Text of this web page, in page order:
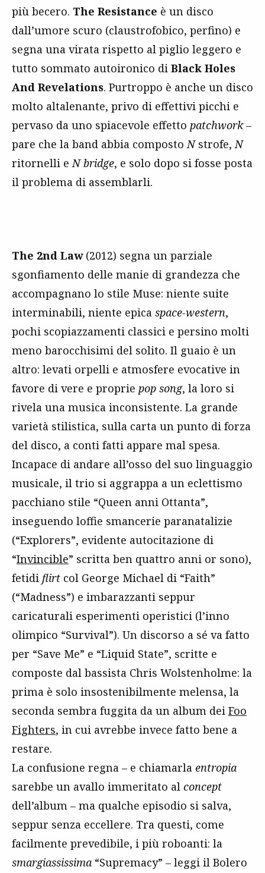
più becero. The Resistance è un disco
dall’umore scuro (claustrofobico, perfino) e
segna una virata rispetto al piglio leggero e
tutto sommato autoironico di Black Holes
And Revelations. Purtroppo è anche un disco
molto altalenante, privo di effettivi picchi e
pervaso da uno spiacevole effetto patchwork–
pare che la band abbia composto Nstrofe, N
ritornelli e N bridge, e solo dopo si fosse posta
il problema di assemblarli.
The 2nd Law (2012) segna un parziale
sgonfiamento delle manie di grandezza che
accompagnano lo stile Muse: niente suite
interminabili, niente epica space-western,
pochi scopiazzamenti classici e persino molti
meno barocchisimi del solito. Il guaio è un
altro: levati orpelli e atmosfere evocative in
favore di vere e proprie pop song, la loro si
rivela una musica inconsistente. La grande
varietà stilistica, sulla carta un punto di forza
del disco, a conti fatti appare mal spesa.
Incapace di andare all’osso del suo linguaggio
musicale, il trio si aggrappa a un eclettismo
pacchiano stile “Queen anni Ottanta”,
inseguendo loffie smancerie paranatalizie
(“Explorers”, evidente autocitazione di
“Invincible” scritta ben quattro anni or sono),
fetidi flirt col George Michael di “Faith”
(“Madness”) e imbarazzanti seppur
caricaturali esperimenti operistici (l’inno
olimpico “Survival”). Un discorso a sé va fatto
per “Save Me” e “Liquid State”, scritte e
composte dal bassista Chris Wolstenholme: la
prima è solo insostenibilmente melensa, la
seconda sembra fuggita da un album dei Foo
Fighters, in cui avrebbe invece fatto bene a
restare.
La confusione regna – e chiamarla entropia
sarebbe un avallo immeritato al concept
dell’album – ma qualche episodio si salva,
seppur senza eccellere. Tra questi, come
facilmente prevedibile, i più roboanti: la
smargiassissima “Supremacy” – leggi il Bolero